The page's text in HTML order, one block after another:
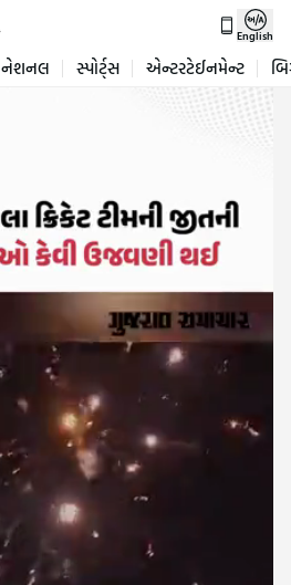
English
નેશનલ સ્પોર્ટ્સ એન્ટરટેઈનમેન્ટ